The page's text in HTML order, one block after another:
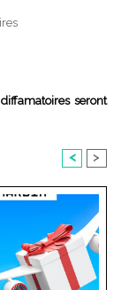
seront
< >